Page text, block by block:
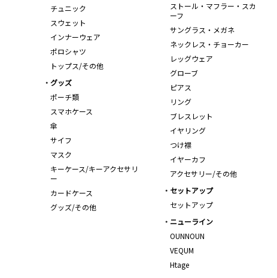
チュニック
スウェット
インナーウェア
ポロシャツ
トップス/その他
ストール・マフラー・スカ
ーフ
サングラス・メガネ
ネックレス・チョーカー
レッグウェア
グローブ
ピアス
リング
ブレスレット
イヤリング
つけ襟
イヤーカフ
アクセサリー/その他
グッズ
ポーチ類
スマホケース
傘
サイフ
マスク
キーケース/キーアクセサリ
ー
カードケース
グッズ/その他
セットアップ
セットアップ
ニューライン
OUNNOUN
VEQUM
Htage